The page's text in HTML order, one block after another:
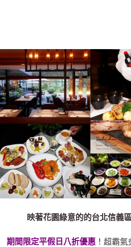
映著花園綠意的的台北信義
期間限定平假日八折優惠 ！超霸氣